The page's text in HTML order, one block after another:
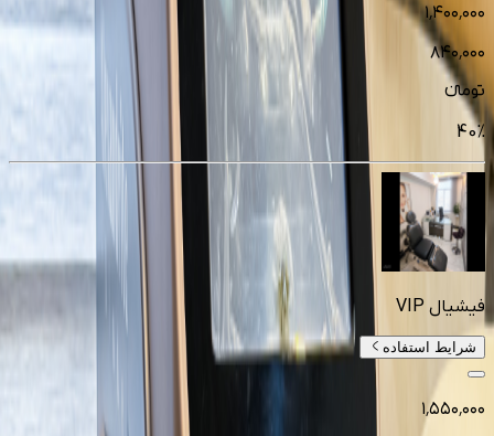
۱٬۴۰۰٬۰۰۰
۸۴۰٬۰۰۰
تومانءء
40%
فیشیال VIP
شرایط استفاده
۱٬۵۵۰٬۰۰۰